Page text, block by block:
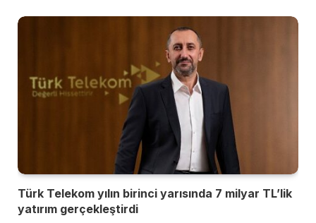
Türk Telekom yılın birinci yarısında 7 milyar TL’lik
yatırım gerçekleştirdi